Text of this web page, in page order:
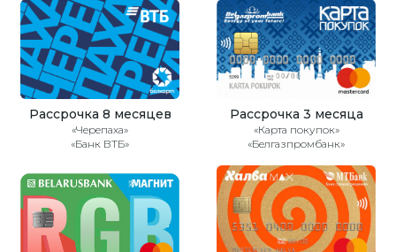
Рассрочка 8 месяцев
«Черепаха»
«Банк ВТБ»
Рассрочка 3 месяца
«Карта покупок»
«Белгазпромбанк»